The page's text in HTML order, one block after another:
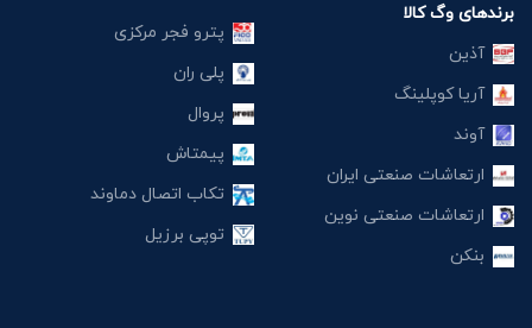
برندهای وگ کالا
آذین
آریا کوپلینگ
آوند
ارتعاشات صنعتی ایران
ارتعاشات صنعتی نوین
بنکن
پترو فجر مرکزی
پلی ران
پروال
پیمتاش
تکاب اتصال دماوند
توپی برزیل